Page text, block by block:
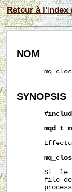
Retour à l'index
NOM
SYNOPSIS
mqd_t
Si  le
file